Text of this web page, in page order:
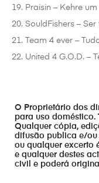
Praisin – Kehre um
SouldFishers – Ser
Team 4 ever –
United 4 G.O.D. –
O Proprietário dos
para uso doméstico.
Qualquer cópia,
difusão publica e/ou
ou qualquer excerto
e qualquer destes
civil e poderá